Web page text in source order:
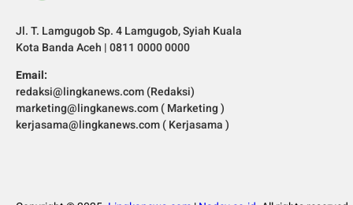
Jl. T. Lamgugob Sp. 4 Lamgugob, Syiah Kuala
Kota Banda Aceh | 0811 0000 0000
Email:
redaksi@lingkanews.com (Redaksi)
marketing@lingkanews.com ( Marketing )
kerjasama@lingkanews.com ( Kerjasama )